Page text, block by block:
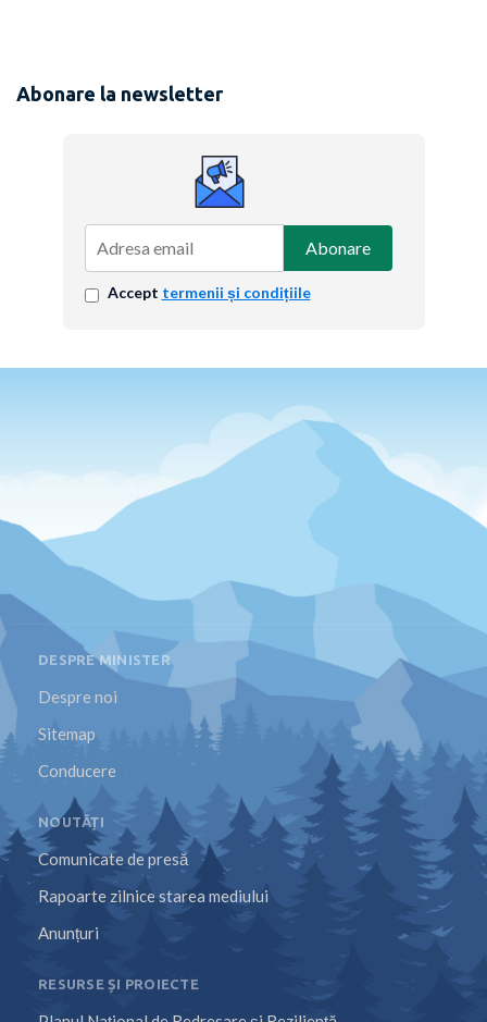
Abonare la newsletter
Abonare
Accept termenii și condițiile
DESPRE MINISTER
Despre noi
Sitemap
Conducere
NOUTĂȚI
Comunicate de presă
Rapoarte zilnice starea mediului
Anunțuri
RESURSE ȘI PROIECTE